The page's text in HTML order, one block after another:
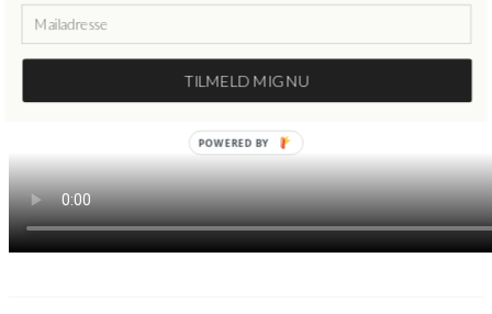
TILMELD MIG NU
POWERED BY